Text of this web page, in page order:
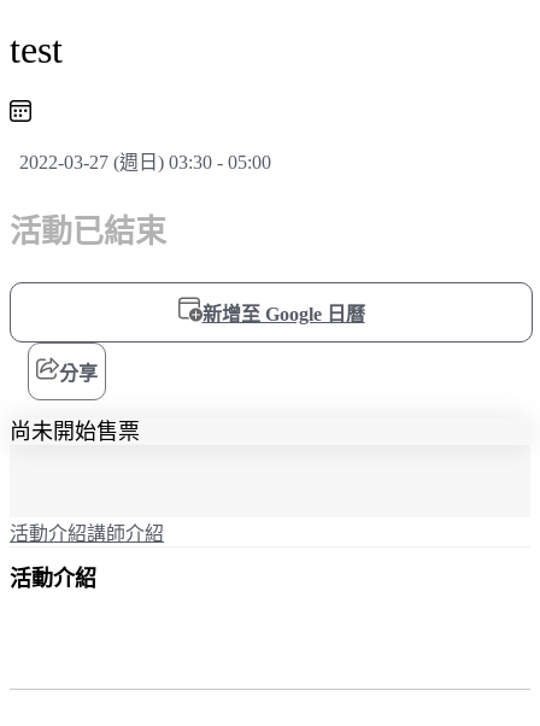
test
2022-03-27 (週日) 03:30 - 05:00
活動已結束
新增至 Google 日曆
分享
尚未開始售票
活動介紹講師介紹
活動介紹